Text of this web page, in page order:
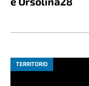
TERRITORIO